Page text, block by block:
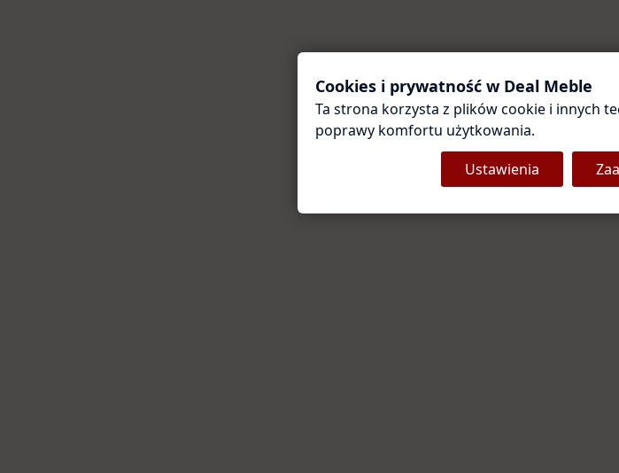
Coś poszło
Przepraszamy za utrudnienia.
Odśwież stronę
Cookies i prywatność w Deal Meble
Ta strona korzysta z plików cookie i innych
poprawy komfortu użytkowania.
Ustawienia